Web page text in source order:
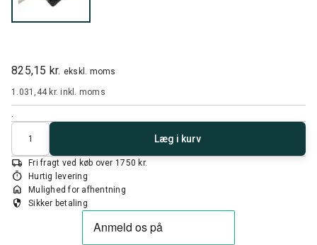
825,15 kr. ekskl. moms
1.031,44 kr.inkl. moms
Antal
Læg i kurv
local_shipping Fri fragt ved køb over 1750 kr.
timer Hurtig levering
home Mulighed for afhentning
security Sikker betaling